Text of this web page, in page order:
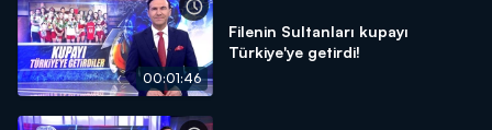
00:01:46
Filenin Sultanları kupayı
Türkiye'ye getirdi!